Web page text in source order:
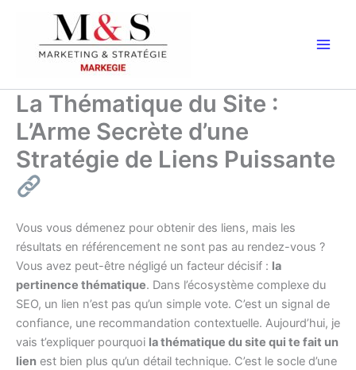
contenu
La Thématique du Site :
L’Arme Secrète d’une
Stratégie de Liens Puissante
Vous vous démenez pour obtenir des liens, mais les
résultats en référencement ne sont pas au rendez-vous ?
Vous avez peut-être négligé un facteur décisif : la
pertinence thématique. Dans l’écosystème complexe du
SEO, un lien n’est pas qu’un simple vote. C’est un signal de
confiance, une recommandation contextuelle. Aujourd’hui, je
vais t’expliquer pourquoi la thématique du site qui te fait un
lien est bien plus qu’un détail technique. C’est le socle d’une